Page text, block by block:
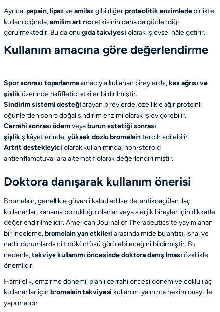
Ayrıca,papain,lipazveamilazgibi diğerproteolitik enzimlerle birlikte
kullanıldığında,emilim artırıcı etkisinin daha da güçlendiği
görülmektedir. Bu da onu gıda takviyesi olarak işlevsel hâle getirir.
Kullanım amacına göre değerlendirme
Spor sonrası toparlanmaamacıyla kullanan bireylerde,kas ağrısı ve
şişliküzerinde hafifletici etkiler bildirilmiştir.
Sindirim sistemi desteği arayan bireylerde, özellikle ağır proteinli
öğünlerden sonradoğal sindirim enzimiolarak işlev görebilir.
Cerrahi sonrası ödemveyaburun estetiği sonrası
şişlikşikâyetlerinde,yüksek dozlu bromelaintercih edilebilir.
Artrit destekleyici olarak kullanımında, non-steroid
antienflamatuvarlara alternatif olarak değerlendirilmiştir.
Doktora danışarak kullanım önerisi
Bromelain, genellikle güvenli kabul edilse de,antikoagülan ilaç
kullananlar, kanama bozukluğu olanlarveyaalerjik bireyler için dikkatle
değerlendirilmelidir.American Journal of Therapeutics’te yayımlanan
bir inceleme,bromelain yan etkileri arasında mide bulantısı, ishal ve
nadir durumlarda cilt döküntüsü görülebileceğini bildirmiştir. Bu
nedenle,takviye kullanımı öncesinde doktora danışılması özellikle
önemlidir.
Hamilelik, emzirme dönemi, planlı cerrahi öncesi dönem veçoklu ilaç
kullananlar için bromelain takviyesi kullanımı yalnızca hekim onayı ile
yapılmalıdır.